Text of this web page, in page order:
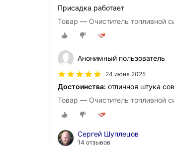
Присадка работает
Товар — Очиститель топливной
Анонимный пользователь
24 июня 2025
Достоинства: отличноя штука
Товар — Очиститель топливной
Сергей Шуплецов
14 отзывов